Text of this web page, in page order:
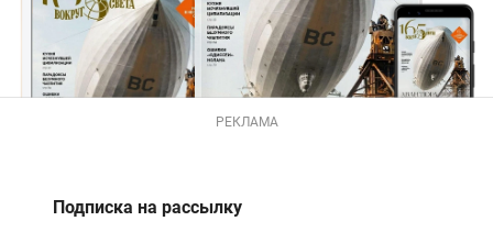
РЕКЛАМА
Подписка на рассылку